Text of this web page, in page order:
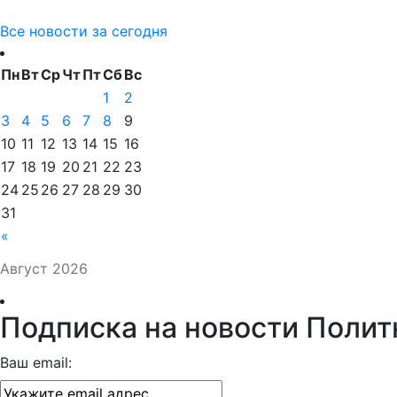
Все новости за сегодня
Август 2026
ПнВтСрЧтПтСбВс
«
1
2
3
4 5 6 7 8
9
10 11 12 13 14 15 16
17 18 19 20 21 22 23
24 25 26 27 28 29 30
31
Подписка на новости
Ваш email: